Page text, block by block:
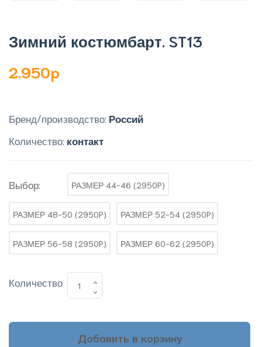
Зимний костюмбарт. ST13
2.950p
Бренд/производство: Россий
Количество: контакт
Выбор: РАЗМЕР 44-46 (2950P)
РАЗМЕР 48-50 (2950P) РАЗМЕР 52-54 (2950P)
РАЗМЕР 56-58 (2950P) РАЗМЕР 60-62 (2950P)
Количество
Добавить в корзину